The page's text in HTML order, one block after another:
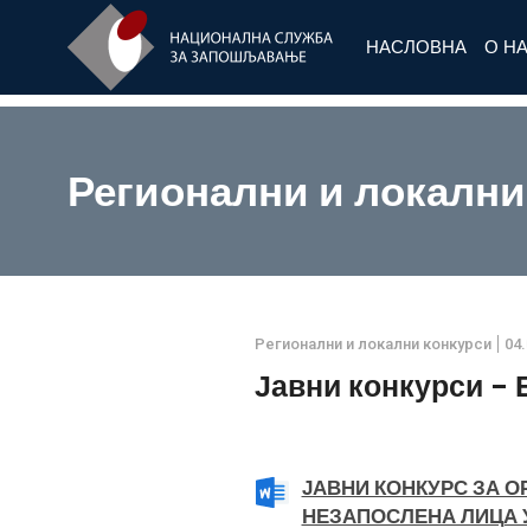
НАСЛОВНА О
Регионални и
Регионални и локални конкурси
Јавни конкурси -
ЈАВНИ КОНКУРС ЗА
НЕЗАПОСЛЕНА ЛИЦА